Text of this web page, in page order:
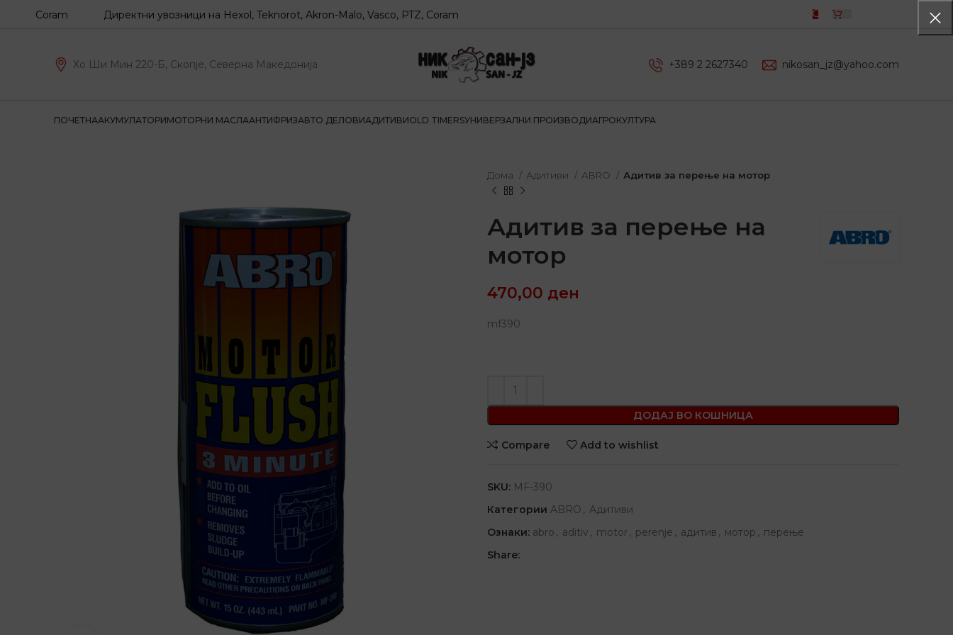
Директни увозници на Hexol, Teknorot, Akron-Malo, Vasco, PTZ, Coram
Хо Ши Мин 220-Б, Скопје, Северна Македонија +389 2 2627340 nikosan_jz@yahoo.com
ПОЧЕТНААКУМУЛАТОРИМОТОРНИ МАСЛААНТИФРИЗАВТО ДЕЛОВИАДИТИВИOLD TIMERSУНИВЕРЗАЛНИ ПРОИЗВОДИАГРОКУЛТУРА
Дома Адитиви ABRO Адитив за перење на мотор
Адитив за перење на
мотор
470,00 ден
mf390
ДОДАЈ ВО КОШНИЦА
Compare Add to wishlist
SKU: MF-390
Категории ABRO , Адитиви
Ознаки: abro , aditiv , motor, perenje , адитив , мотор , перење
Share: